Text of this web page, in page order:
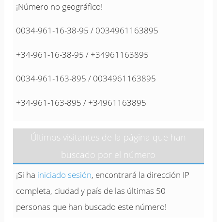
¡Número no geográfico!
0034-961-16-38-95 / 0034961163895
+34-961-16-38-95 / +34961163895
0034-961-163-895 / 0034961163895
+34-961-163-895 / +34961163895
Últimos visitantes de la página que han
buscado por el número
¡Si ha iniciado sesión, encontrará la dirección IP
completa, ciudad y país de las últimas 50
personas que han buscado este número!